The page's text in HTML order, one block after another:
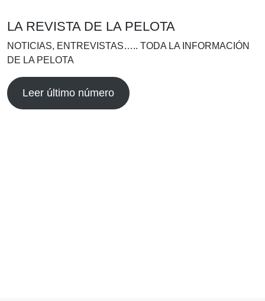
LA REVISTA DE LA PELOTA
NOTICIAS, ENTREVISTAS….. TODA LA INFORMACIÓN
DE LA PELOTA
Leer último número